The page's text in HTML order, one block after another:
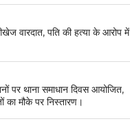
वारदात, पति की हत्या के आरोप में
पर थाना समाधान दिवस आयोजित,
मौके पर निस्तारण।